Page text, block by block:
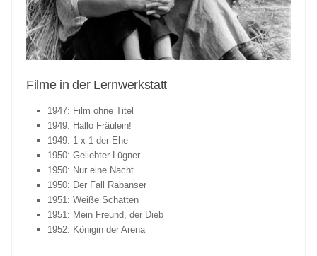
Filme in der Lernwerkstatt
1947: Film ohne Titel
1949: Hallo Fräulein!
1949: 1 x 1 der Ehe
1950: Geliebter Lügner
1950: Nur eine Nacht
1950: Der Fall Rabanser
1951: Weiße Schatten
1951: Mein Freund, der Dieb
1952: Königin der Arena